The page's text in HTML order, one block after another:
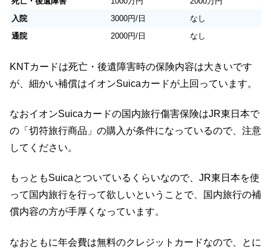
入院
3000円/日
なし
通院
2000円/日 なし
KNTカードは死亡・後遺障害時の保険内容は大きいです
が、細かい補償はイオンSuicaカードが上回っています。
なおイオンSuicaカードの国内旅行傷害保険はJR東日本で
の「切符旅行商品」の購入が条件になっているので、注意
してください。
もっともSuicaとついているくらいなので、JR東日本を使
って国内旅行を行って欲しいということで、国内旅行の補
償内容の方が手厚くなっています。
なおともに年会費は無料のクレジットカードなので、とに